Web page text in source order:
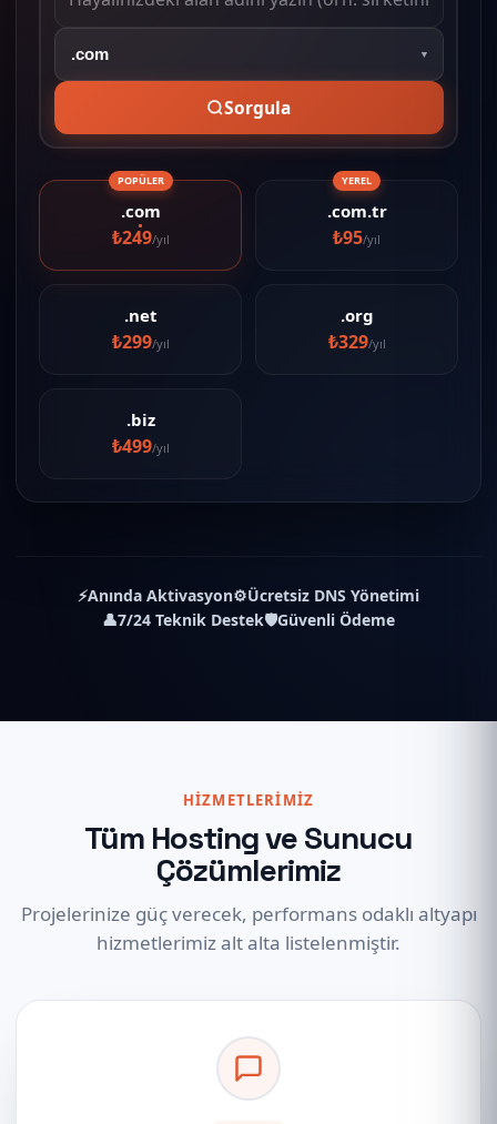
▼
Sorgula
POPÜLER
.com
₺249/yıl
YEREL
.com.tr
₺95/yıl
.net
₺299/yıl
.org
₺329/yıl
.biz
₺499/yıl
⚡Anında Aktivasyon⚙️Ücretsiz DNS Yönetimi
👤7/24 Teknik Destek🛡️Güvenli Ödeme
HIZMETLERIMIZ
Tüm Hosting ve Sunucu
Çözümlerimiz
Projelerinize güç verecek, performans odaklı altyapı
hizmetlerimiz alt alta listelenmiştir.